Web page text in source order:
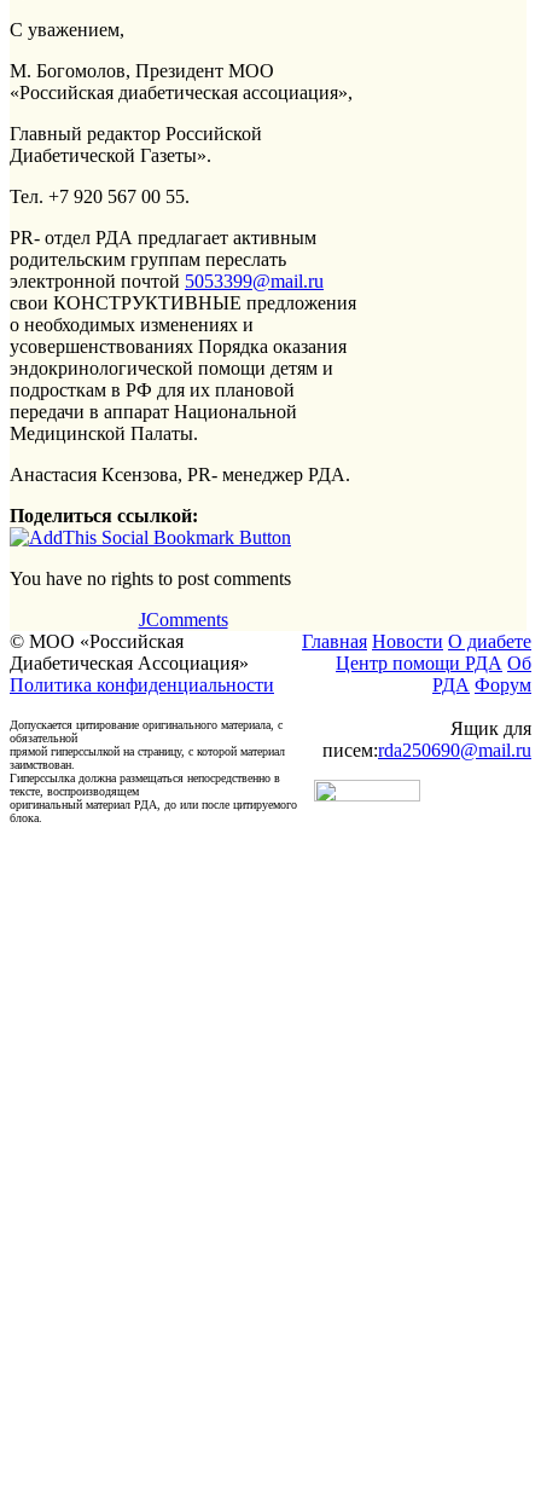
С уважением,
М. Богомолов, Президент МОО
«Российская диабетическая ассоциация»,
Главный редактор Российской
Диабетической Газеты».
Тел. +7 920 567 00 55.
PR- отдел РДА предлагает активным
родительским группам переслать
электронной почтой 5053399@mail.ru
свои КОНСТРУКТИВНЫЕ предложения
о необходимых изменениях и
усовершенствованиях Порядка оказания
эндокринологической помощи детям и
подросткам в РФ для их плановой
передачи в аппарат Национальной
Медицинской Палаты.
Анастасия Ксензова, PR- менеджер РДА.
Поделиться ссылкой:
You have no rights to post comments
JComments
© МОО «Российская
Диабетическая Ассоциация»
Политика конфиденциальности
Допускается цитирование оригинального материала, с
обязательной
прямой гиперссылкой на страницу, с которой материал
заимствован.
Гиперссылка должна размещаться непосредственно в
тексте, воспроизводящем
оригинальный материал РДА, до или после цитируемого
блока.
Главная Новости О диабете
Центр помощи РДА Об
РДА Форум
Ящик для
писем:rda250690@mail.ru